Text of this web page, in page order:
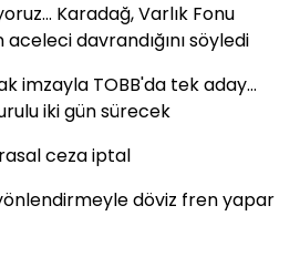
Karadağ, Varlık Fonu
davrandığını söyledi
imzayla TOBB'da tek aday...
iki gün sürecek
ceza iptal
döviz fren yapar